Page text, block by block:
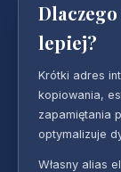
lepiej?
Krótki adres
kopiowania,
zapamiętania
optymalizuje
Własny alias